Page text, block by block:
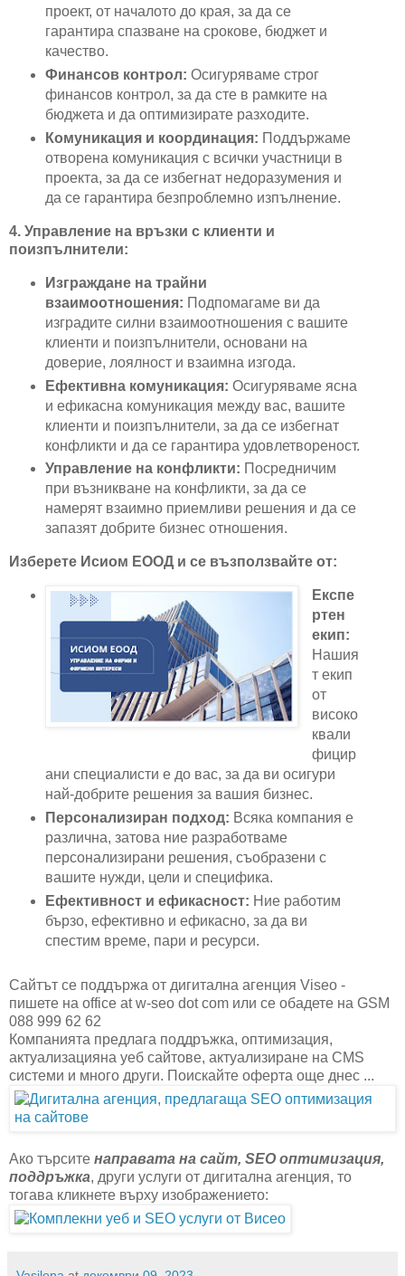
проект, от началото до края, за да се
гарантира спазване на срокове, бюджет и
качество.
Финансов контрол: Осигуряваме строг
финансов контрол, за да сте в рамките на
бюджета и да оптимизирате разходите.
Комуникация и координация: Поддържаме
отворена комуникация с всички участници в
проекта, за да се избегнат недоразумения и
да се гарантира безпроблемно изпълнение.
4. Управление на връзки с клиенти и
поизпълнители:
Изграждане на трайни
взаимоотношения: Подпомагаме ви да
изградите силни взаимоотношения с вашите
клиенти и поизпълнители, основани на
доверие, лоялност и взаимна изгода.
Ефективна комуникация: Осигуряваме ясна
и ефикасна комуникация между вас, вашите
клиенти и поизпълнители, за да се избегнат
конфликти и да се гарантира удовлетвореност.
Управление на конфликти: Посредничим
при възникване на конфликти, за да се
намерят взаимно приемливи решения и да се
запазят добрите бизнес отношения.
Изберете Исиом ЕООД и се възползвайте от:
Експе
ртен
екип:
Нашия
т екип
от
високо
квали
фицир
ани специалисти е до вас, за да ви осигури
най-добрите решения за вашия бизнес.
Персонализиран подход: Всяка компания е
различна, затова ние разработваме
персонализирани решения, съобразени с
вашите нужди, цели и специфика.
Ефективност и ефикасност: Ние работим
бързо, ефективно и ефикасно, за да ви
спестим време, пари и ресурси.
Сайтът се поддържа от дигитална агенция Viseo -
пишете на office at w-seo dot com или се обадете на GSM
088 999 62 62
Компанията предлага поддръжка, оптимизация,
актуализацияна уеб сайтове, актуализиране на CMS
системи и много други. Поискайте оферта още днес ...
Aко търсите направата на сайт, SEO оптимизация,
поддръжка, други услуги от дигитална агенция, то
тогава кликнете върху изображението: